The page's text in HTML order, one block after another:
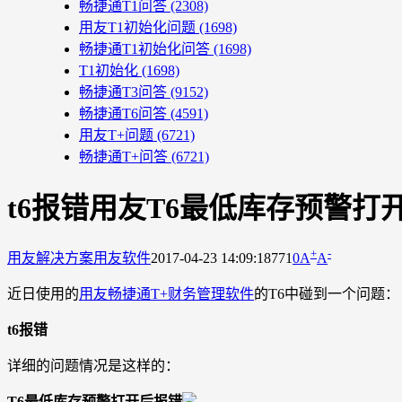
畅捷通T1问答 (2308)
用友T1初始化问题 (1698)
畅捷通T1初始化问答 (1698)
T1初始化 (1698)
畅捷通T3问答 (9152)
畅捷通T6问答 (4591)
用友T+问题 (6721)
畅捷通T+问答 (6721)
t6报错用友T6最低库存预警打
用友解决方案用友软件2017-04-23 14:09:187710A+A-
近日使用的用友畅捷通T+财务管理软件的T6中碰到一个问题：
t6报错
详细的问题情况是这样的：